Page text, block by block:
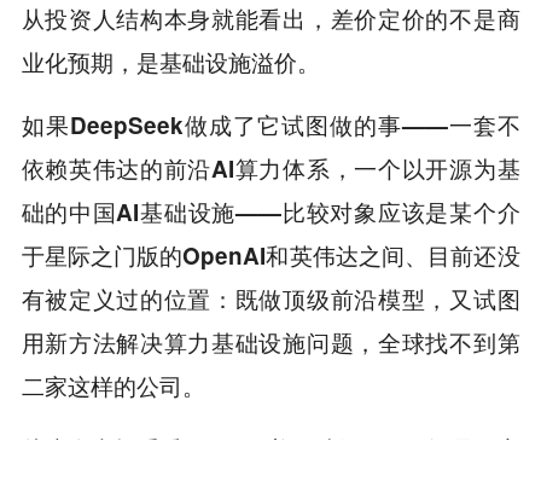
从投资人结构本身就能看出，差价定价的不是商
业化预期，是基础设施溢价。
如果DeepSeek做成了它试图做的事——一套不
依赖英伟达的前沿AI算力体系，一个以开源为基
础的中国AI基础设施——比较对象应该是某个介
于星际之门版的OpenAI和英伟达之间、目前还没
有被定义过的位置：既做顶级前沿模型，又试图
用新方法解决算力基础设施问题，全球找不到第
二家这样的公司。
从这个坐标系看，500亿美元破纪录，但还是便宜